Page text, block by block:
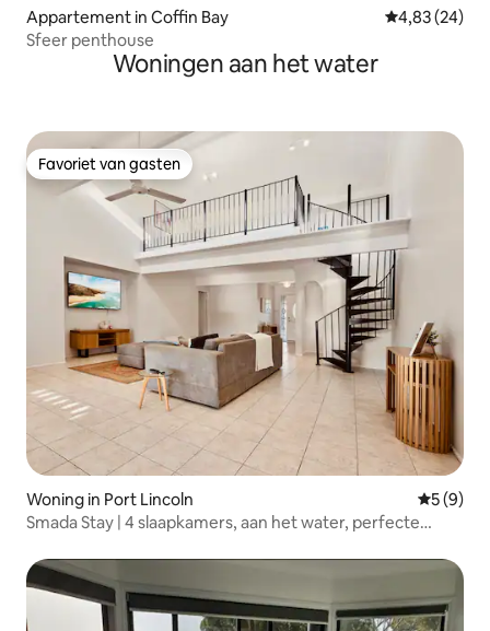
Appartement in Coffin Bay Gemiddelde
4,83 (24)
Sfeer penthouse
Woningen aan het water
Favoriet van gasten
Favoriet van gasten
Woning in Port Lincoln
5 (9)
Smada Stay | 4 slaapkamers, aan het water, perfecte